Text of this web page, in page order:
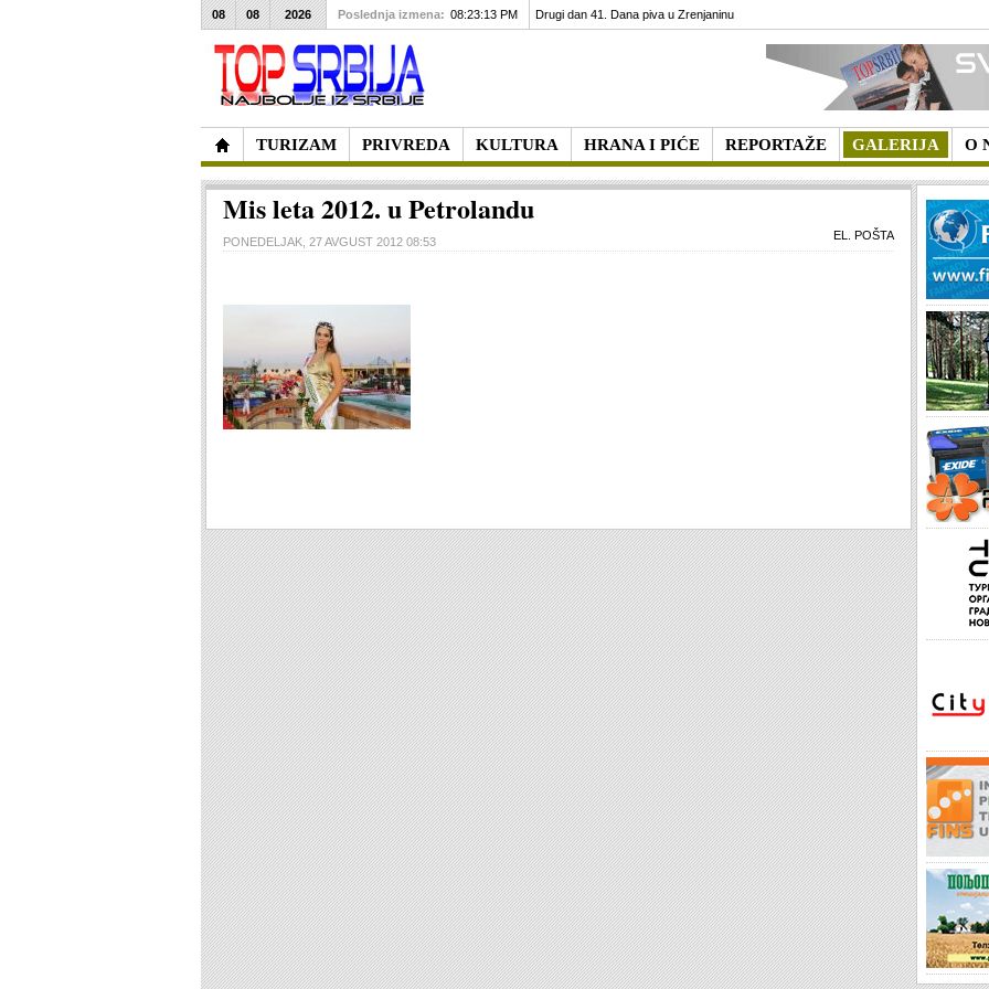
TURIZAM PRIVREDA KULTURA HRANA I PIĆE REPORTAŽE GALERIJA O
08 08 2026 Poslednja izmena: 08:23:13 PM Carska bara - turistička izvrsnost, neponovljiv ...
Mis leta 2012. u Petrolandu
PONEDELJAK, 27 AVGUST 2012 08:53 EL. POŠTA